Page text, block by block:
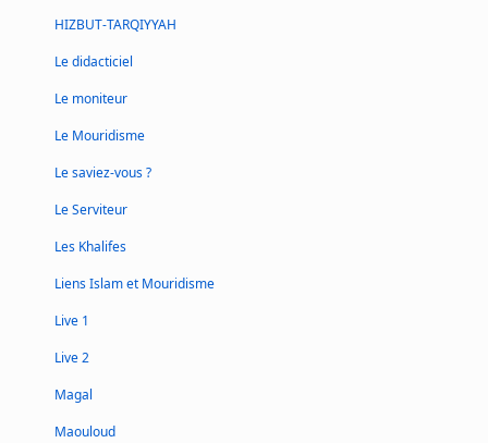
HIZBUT-TARQIYYAH
Le didacticiel
Le moniteur
Le Mouridisme
Le saviez-vous ?
Le Serviteur
Les Khalifes
Liens Islam et Mouridisme
Live 1
Live 2
Magal
Maouloud